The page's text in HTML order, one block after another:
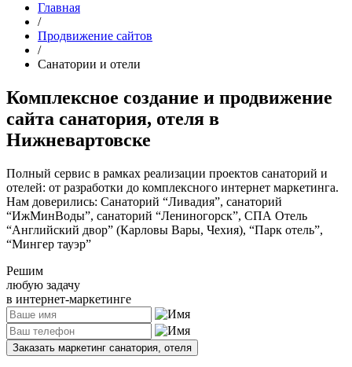
Главная
/
Продвижение сайтов
/
Санатории и отели
Комплексное создание и продвижение
сайта санатория, отеля в
Нижневартовске
Полный сервис в рамках реализации проектов санаторий и
отелей: от разработки до комплексного интернет маркетинга.
Нам доверились: Санаторий “Ливадия”, санаторий
“ИжМинВоды”, санаторий “Лениногорск”, СПА Отель
“Английский двор” (Карловы Вары, Чехия), “Парк отель”,
“Мингер тауэр”
Решим
любую задачу
в интернет-маркетинге
Заказать маркетинг санатория, отеля